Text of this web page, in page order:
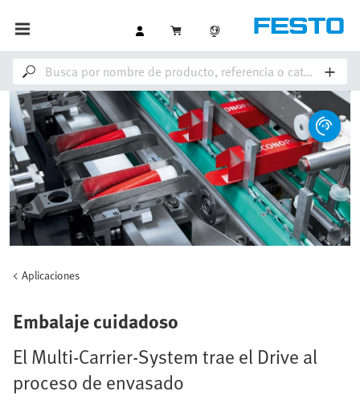
Aplicaciones
Embalaje cuidadoso
El Multi-Carrier-System trae el Drive al
proceso de envasado